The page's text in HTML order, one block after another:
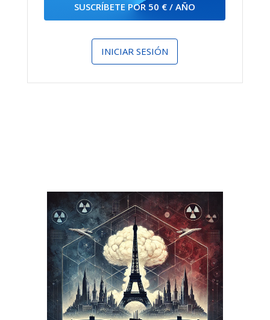
SUSCRÍBETE POR 50 € / AÑO
INICIAR SESIÓN